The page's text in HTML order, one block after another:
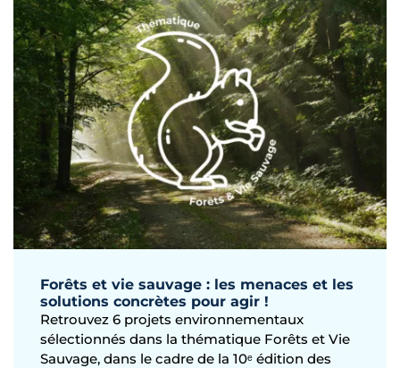
Forêts et vie sauvage : les menaces et les
solutions concrètes pour agir !
Retrouvez 6 projets environnementaux
sélectionnés dans la thématique Forêts et Vie
Sauvage, dans le cadre de la 10ᵉ édition des